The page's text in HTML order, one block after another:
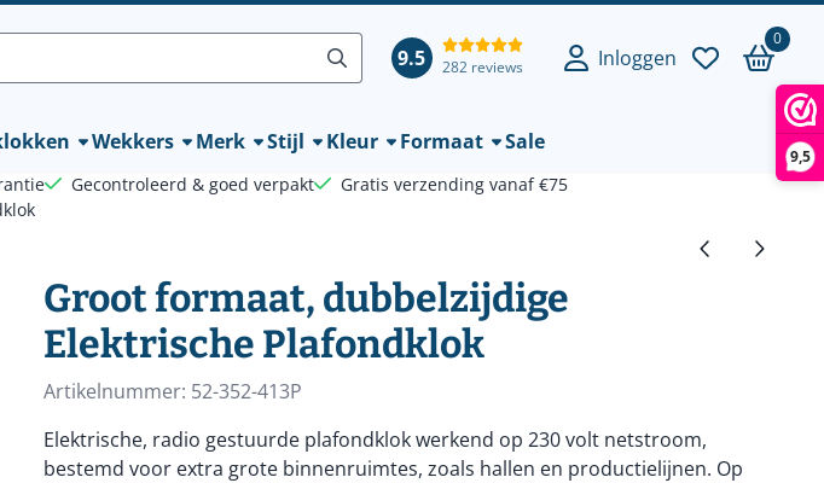
9,5
9.5 282 reviews Inloggen
0
Wekkers Merk Stijl Kleur Formaat Sale
Gecontroleerd & goed verpakt
Gratis verzending vanaf €75
Groot formaat, dubbelzijdige
Elektrische Plafondklok
Artikelnummer: 52-352-413P
Elektrische, radio gestuurde plafondklok werkend op 230 volt netstroom,
bestemd voor extra grote binnenruimtes, zoals hallen en productielijnen. Op